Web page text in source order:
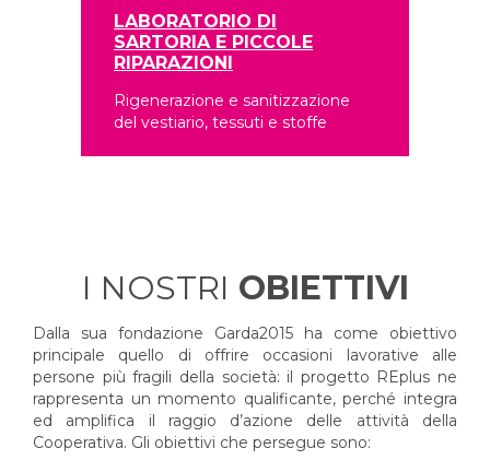
LABORATORIO DI
SARTORIA E PICCOLE
RIPARAZIONI
Rigenerazione e sanitizzazione
del vestiario, tessuti e stoffe
I NOSTRI OBIETTIVI
Dalla sua fondazione Garda2015 ha come obiettivo
principale quello di offrire occasioni lavorative alle
persone più fragili della società: il progetto REplus ne
rappresenta un momento qualificante, perché integra
ed amplifica il raggio d’azione delle attività della
Cooperativa. Gli obiettivi che persegue sono: